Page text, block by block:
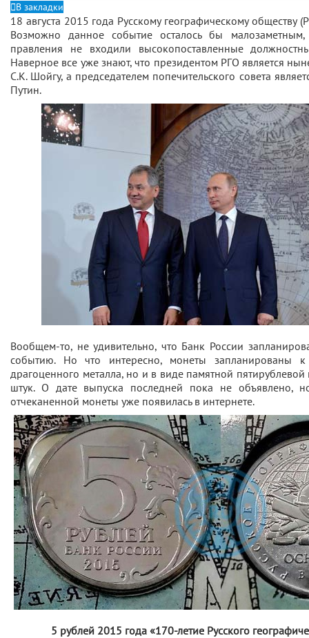
В закладки
18 августа 2015 года Русскому географическому обществу
Возможно данное событие осталось бы
правления не входили высокопоставленные
Наверное все уже знают, что президентом РГО является
С.К. Шойгу, а председателем попечительского совета
Путин.
Вообщем-то, не удивительно, что Банк России
событию. Но что интересно, монеты запланированы
драгоценного металла, но и в виде памятной
штук. О дате выпуска последней пока не объявлено,
отчеканенной монеты уже появилась в интернете.
5 рублей 2015 года «170-летие Русского